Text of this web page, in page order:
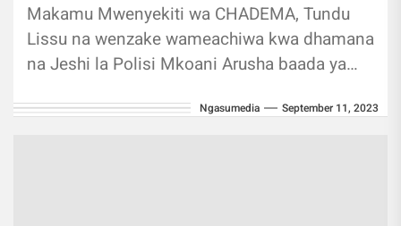
Makamu Mwenyekiti wa CHADEMA, Tundu
Lissu na wenzake wameachiwa kwa dhamana
na Jeshi la Polisi Mkoani Arusha baada ya
mikusanyiko...
Ngasumedia September 11, 2023